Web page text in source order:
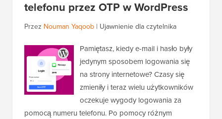
telefonu przez OTP w WordPress
Przez Nouman Yaqoob | Ujawnienie dla czytelnika
Pamiętasz, kiedy e-mail i hasło były
jedynym sposobem logowania się
na strony internetowe? Czasy się
zmieniły i teraz wielu użytkowników
oczekuje wygody logowania za
pomocą numeru telefonu. Po pomocy różnym